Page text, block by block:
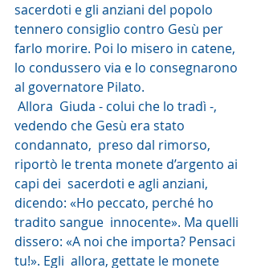
sacerdoti e gli anziani del popolo
tennero consiglio contro Gesù per
farlo morire. Poi lo misero in catene,
lo condussero via e lo consegnarono
al governatore Pilato.
vedendo che Gesù era stato
condannato,  preso dal rimorso,
riportò le trenta monete d’argento ai
capi dei  sacerdoti e agli anziani,
dicendo: «Ho peccato, perché ho
tradito sangue  innocente». Ma quelli
dissero: «A noi che importa? Pensaci
tu!». Egli  allora, gettate le monete